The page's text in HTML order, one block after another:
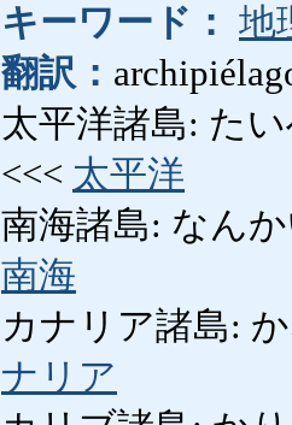
キーワード： 地
翻訳：
太平洋諸島: た
<<< 太平洋
南海諸島: なんか
南海
カナリア諸島:
ナリア